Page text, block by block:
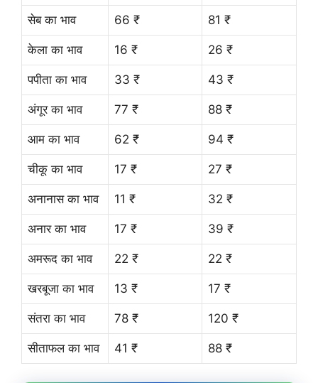
सेब का भाव 66 ₹ 81 ₹
केला का भाव 16 ₹ 26 ₹
पपीता का भाव 33 ₹ 43 ₹
अंगूर का भाव 77 ₹ 88 ₹
आम का भाव 62 ₹ 94 ₹
चीकू का भाव 17 ₹ 27 ₹
अनानास का भाव 11 ₹ 32 ₹
अनार का भाव 17 ₹ 39 ₹
अमरूद का भाव 22 ₹ 22 ₹
खरबूजा का भाव 13 ₹ 17 ₹
संतरा का भाव 78 ₹ 120 ₹
सीताफल का भाव 41 ₹ 88 ₹